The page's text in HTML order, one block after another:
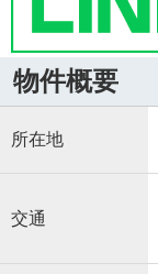
物件概要
所在地
交通